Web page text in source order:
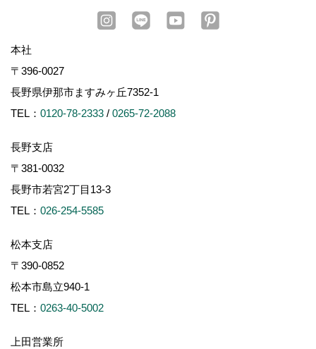
本社
〒396-0027
長野県伊那市ますみヶ丘7352-1
TEL： 0120-78-2333 / 0265-72-2088
長野支店
〒381-0032
長野市若宮2丁目13-3
TEL： 026-254-5585
松本支店
〒390-0852
松本市島立940-1
TEL： 0263-40-5002
上田営業所